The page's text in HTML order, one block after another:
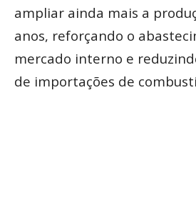
ampliar ainda mais a
anos, reforçando o
mercado interno e
de importações de